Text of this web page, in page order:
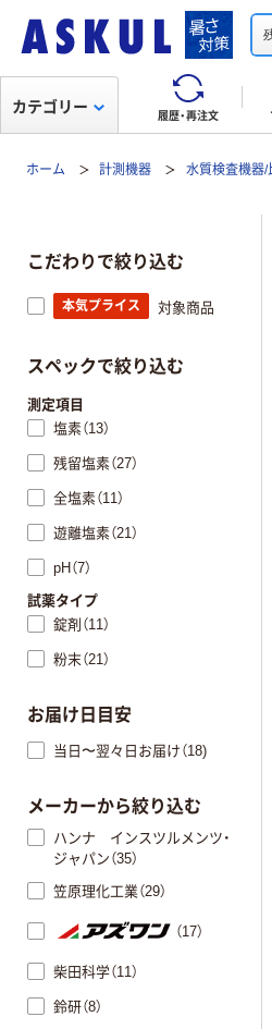
履歴・再注文
カテゴリー
ホーム 計測機器 水質検査機器/
こだわりで絞り込む
本気プライス 対象商品
スペックで絞り込む
測定項目
塩素（13）
残留塩素（27）
全塩素（11）
遊離塩素（21）
pH（7）
試薬タイプ
錠剤（11）
粉末（21）
お届け日目安
当日〜翌々日お届け（18)
メーカーから絞り込む
ハンナ インスツルメンツ・
ジャパン（35）
笠原理化工業（29）
（17）
柴田科学（11）
鈴研（8）